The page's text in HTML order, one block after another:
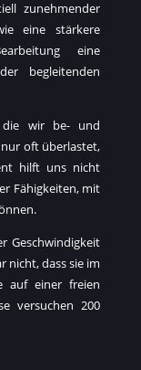
zunehmender
eine stärkere
eine
begleitenden
die wir be- und
oft überlastet,
hilft uns nicht
Fähigkeiten, mit
Geschwindigkeit
nicht, dass sie im
auf einer freien
versuchen 200